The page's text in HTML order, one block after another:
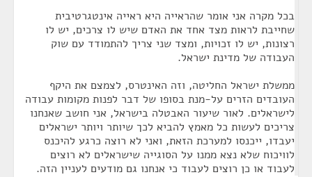
בכל מקרה אני אומר שהראייה היא ראייה אינטגרטיבית
שחייבת לראות מצד אחד את האדם שיש לו צרכים, יש לו
רצונות, יש לו זכויות, ומצד שני צריך להתמודד עם שוק
העבודה של מדינת ישראל.
ממשלת ישראל החליטה, וזה האינטרס, לצמצם את היקף
העובדים הזרים על-מנת בסופו של דבר לפנות מקומות עבודה
לישראלים. לאור שיעור האבטלה בישראל, אני חושב שאנחנו
צריכים לעשות כל מאמץ להביא לכך שיותר ויותר ישראלים
יעבדו, ייכנסו למערכת הזאת, ואני לא רוצה כרגע להיכנס
לוויכוח שלא נצא ממנו על הסוגייה שישראלים לא רוצים
לעבוד או כן רוצים לעבוד כי אנחנו גם מודעים לעניין הזה.